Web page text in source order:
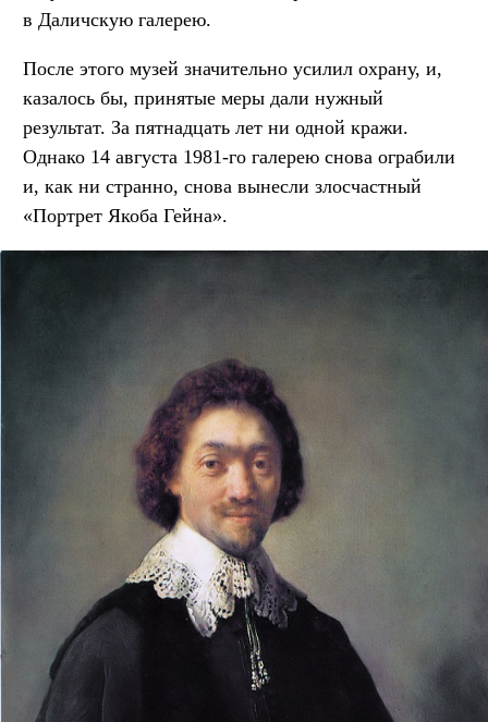
в Даличскую галерею.
После этого музей значительно усилил охрану, и,
казалось бы, принятые меры дали нужный
результат. За пятнадцать лет ни одной кражи.
Однако 14 августа 1981-го галерею снова ограбили
и, как ни странно, снова вынесли злосчастный
«Портрет Якоба Гейна».